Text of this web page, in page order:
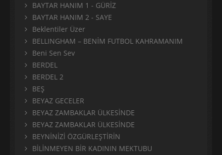
BAYTAR HANIM 1 - GÜRİZ
BAYTAR HANIM 2 - SAYE
Beklentiler Üzer
BELLINGHAM – BENİM FUTBOL KAHRAMANIM
Beni Sen Sev
BERDEL
BERDEL 2
BEŞ
BEYAZ GECELER
BEYAZ ZAMBAKLAR ÜLKESİNDE
BEYAZ ZAMBAKLAR ÜLKESİNDE
BEYNİNİZİ ÖZGÜRLEŞTİRİN
BİLİNMEYEN BİR KADININ MEKTUBU